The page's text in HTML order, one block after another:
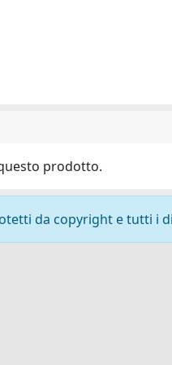
prodotto.
da copyright e tutti i